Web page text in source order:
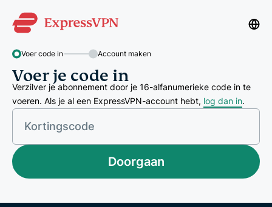
Voer code in Account maken
Voer je code in
Verzilver je abonnement door je 16-alfanumerieke code in te
voeren. Als je al een ExpressVPN-account hebt, log dan in.
Kortingscode
Doorgaan